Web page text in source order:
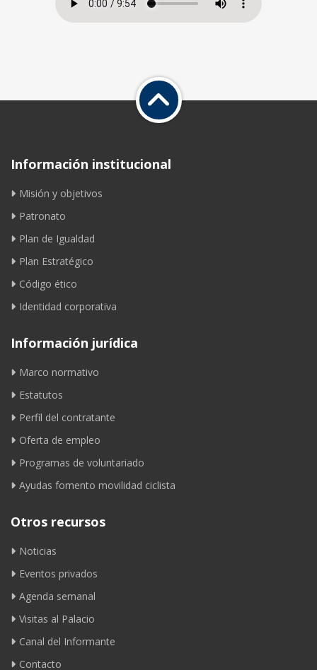
Información institucional
Misión y objetivos
Patronato
Plan de Igualdad
Plan Estratégico
Código ético
Identidad corporativa
Información jurídica
Marco normativo
Estatutos
Perfil del contratante
Oferta de empleo
Programas de voluntariado
Ayudas fomento movilidad ciclista
Otros recursos
Noticias
Eventos privados
Agenda semanal
Visitas al Palacio
Canal del Informante
Contacto